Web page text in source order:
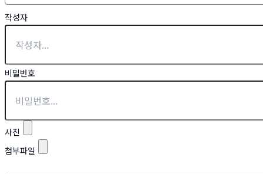
작성자
비밀번호
사진
첨부파일